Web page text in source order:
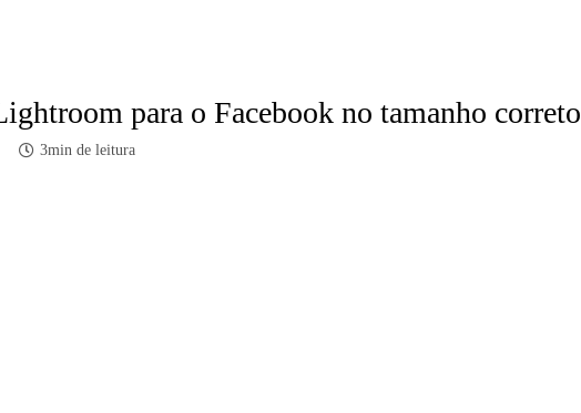
para o Facebook no tamanho correto
3min de leitura